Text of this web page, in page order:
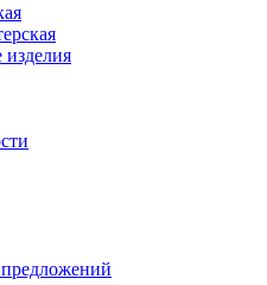
изделия